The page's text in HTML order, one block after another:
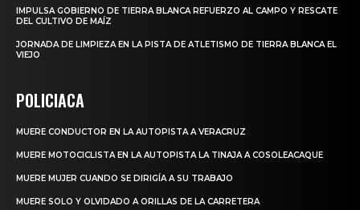
IMPULSA GOBIERNO DE TIERRA BLANCA REFUERZO AL CAMPO Y RESCATE
DEL CULTIVO DE MAÍZ
JORNADA DE LIMPIEZA EN LA PISTA DE ATLETISMO DE TIERRA BLANCA EL
VIEJO
POLICIACA
MUERE CONDUCTOR EN LA AUTOPISTA A VERACRUZ
MUERE MOTOCICLISTA EN LA AUTOPISTA LA TINAJA A COSOLEACAQUE
MUERE MUJER CUANDO SE DIRIGÍA A SU TRABAJO
MUERE SOLO Y OLVIDADO A ORILLAS DE LA CARRETERA